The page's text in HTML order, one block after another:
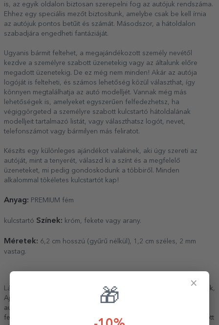
is, az egyik oldalon biztosan szerepelni fog az autójuk rendszáma.
Ehhez egy speciális mezőt biztosítunk, amelybe csak be kell írnia
az autójuk pontos betűit és számát. Másodszor, a hátoldalon
szabadjára engedheti fantáziáját.
Ugyanis bármit feltehet, a megajándékozott személy nevétől
kezdve a személyre szabott üzenetekig vagy az általunk előre
megadott üzenetekig. De ez még nem minden! Akár az autója
logóját is felteheti, és számos lehetőség közül választhat, így
könnyen megtalálhatja az autó modelljét. Vannak még más
lehetőségek is, amelyeket egyszerűen felfedezhetsz, ha
végiggörgeted a személyre szabott kulcstartó hátoldalának
modelljeit tartalmazó listát, vagy választhatsz logót, nevet,
telefonszámot vagy bármilyen más feliratot.
Készíts egy különleges ajándékot valakinek, aki úgy szereti az
autóját, mint a tenyerét, válaszd ki a színt és a megfelelő
üzeneteket, mi pedig gondoskodunk a többiről. Minden
alkalommal tökéletes kulcstartót kap!
Anyag: PREMIUM fém
kulcstartó Színek: króm, fekete vagy arany.
Méretek: 6,2 cm hosszú (gyűrű nélkül), 1,2 cm széles, 2 mm
vastag.
Lásd még más Első munkahelyi ajándékok Ajándékok kollégáknak
Ajándékok testvérnek
Ajándékok barátoknak
autórajongóknak
felnőtteknek
Személyre szabott ajándékok neki
Személyre szabott
×
🎁